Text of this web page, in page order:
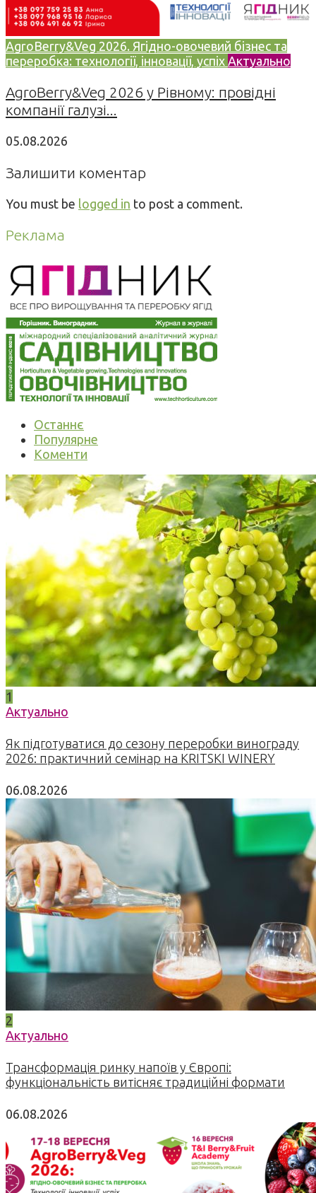
AgroBerry&Veg 2026. Ягідно-овочевий бізнес та
переробка: технології, інновації, успіх Актуально
AgroBerry&Veg 2026 у Рівному: провідні
компанії галузі...
05.08.2026
Залишити коментар
You must be logged in to post a comment.
Реклама
Останнє
Популярне
Коменти
1
Актуально
Як підготуватися до сезону переробки винограду
2026: практичний семінар на KRITSKI WINERY
06.08.2026
2
Актуально
Трансформація ринку напоїв у Європі:
функціональність витісняє традиційні формати
06.08.2026